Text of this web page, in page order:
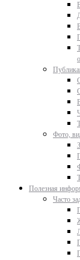
Фото,
Полезная
Часто